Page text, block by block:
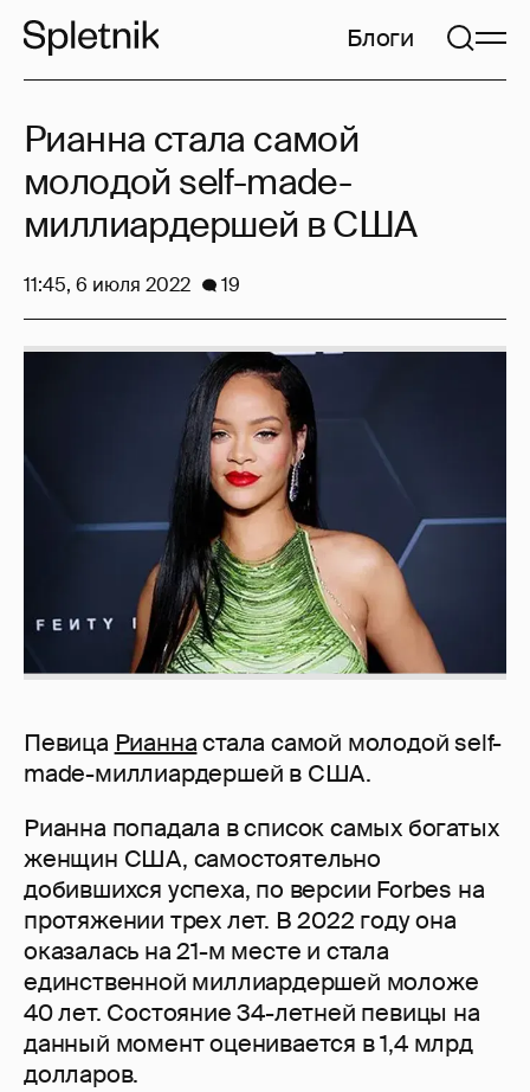
Блоги
Певица Рианнастала самой молодой self-
made-миллиардершей в США.
Рианна попадала в список самых богатых
женщин США, самостоятельно
добившихся успеха, по версии Forbes на
протяжении трех лет. В 2022 году она
оказалась на 21-м месте и стала
единственной миллиардершей моложе
40 лет. Состояние 34-летней певицы на
данный момент оценивается в 1,4 млрд
долларов.
Рианна стала самой
молодой self-made-
миллиардершей в США
11:45, 6 июля 2022 19